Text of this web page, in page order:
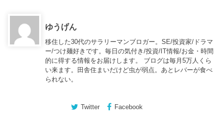
ゆうげん
移住した30代のサラリーマンブロガー。SE/投資家/ドラマ
ー/つけ麺好きです。毎日の気付き/投資/IT情報/お金・時間
的に得する情報をお届けします。 ブログは毎月5万人くら
い来ます。田舎住まいだけど虫が弱点。あとレバーが食べ
られない。
Twitter Facebook